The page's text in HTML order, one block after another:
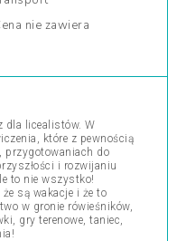
nie zawiera
dla licealistów. W
które z pewnością
przygotowaniach do
i rozwijaniu
to nie wszystko!
są wakacje i że to
w gronie rówieśników,
gry terenowe, taniec,